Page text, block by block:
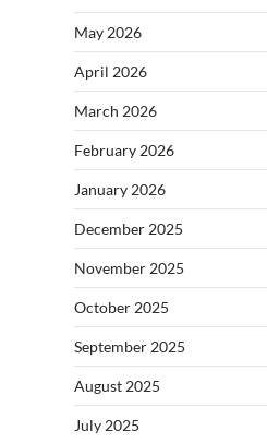
May 2026
April 2026
March 2026
February 2026
January 2026
December 2025
November 2025
October 2025
September 2025
August 2025
July 2025